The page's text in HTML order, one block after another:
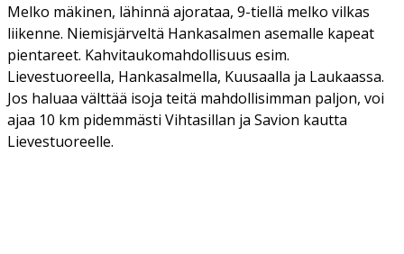
Melko mäkinen, lähinnä ajorataa, 9-tiellä melko vilkas
liikenne. Niemisjärveltä Hankasalmen asemalle kapeat
pientareet. Kahvitaukomahdollisuus esim.
Lievestuoreella, Hankasalmella, Kuusaalla ja Laukaassa.
Jos haluaa välttää isoja teitä mahdollisimman paljon, voi
ajaa 10 km pidemmästi Vihtasillan ja Savion kautta
Lievestuoreelle.